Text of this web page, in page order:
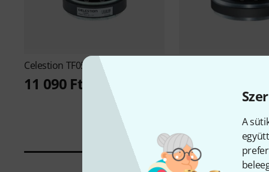
A
Celestion TF0510 B-Stock
11 090 Ft